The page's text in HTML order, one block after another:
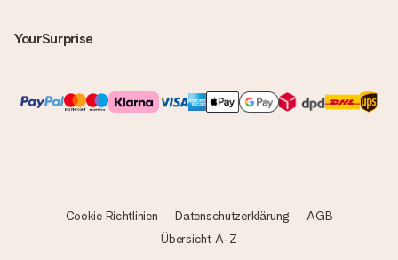
YourSurprise
Cookie Richtlinien Datenschutzerklärung
AGB
Übersicht A-Z